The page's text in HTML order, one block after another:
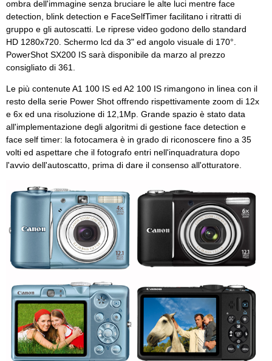
ombra dell'immagine senza bruciare le alte luci mentre face
detection, blink detection e FaceSelfTimer facilitano i ritratti di
gruppo e gli autoscatti. Le riprese video godono dello standard
HD 1280x720. Schermo lcd da 3" ed angolo visuale di 170°.
PowerShot SX200 IS sarà disponibile da marzo al prezzo
consigliato di 361.
Le più contenute A1 100 IS ed A2 100 IS rimangono in linea con il
resto della serie Power Shot offrendo rispettivamente zoom di 12x
e 6x ed una risoluzione di 12,1Mp. Grande spazio è stato data
all'implementazione degli algoritmi di gestione face detection e
face self timer: la fotocamera è in grado di riconoscere fino a 35
volti ed aspettare che il fotografo entri nell'inquadratura dopo
l'avvio dell'autoscatto, prima di dare il consenso all'otturatore.